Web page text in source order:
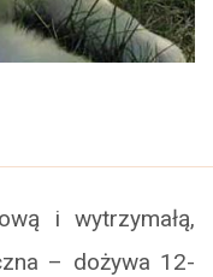
i wytrzymałą,
– dożywa 12-